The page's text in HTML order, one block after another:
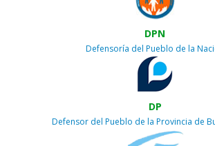
DPN
Defensoría del Pueblo de la
DP
Defensor del Pueblo de la Provincia de